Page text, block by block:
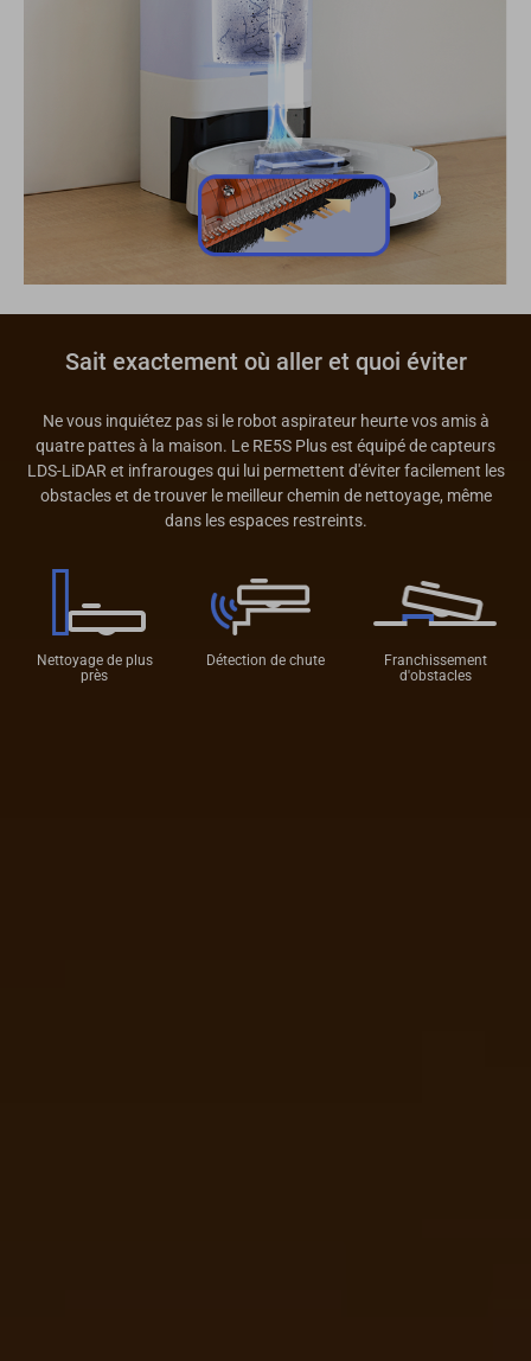
Sait exactement où aller et quoi éviter
Ne vous inquiétez pas si le robot aspirateur heurte vos amis à
quatre pattes à la maison. Le RE5S Plus est équipé de capteurs
LDS-LiDAR et infrarouges qui lui permettent d'éviter facilement les
obstacles et de trouver le meilleur chemin de nettoyage, même
dans les espaces restreints.
Nettoyage de plus
près
Détection de chute
Franchissement
d'obstacles